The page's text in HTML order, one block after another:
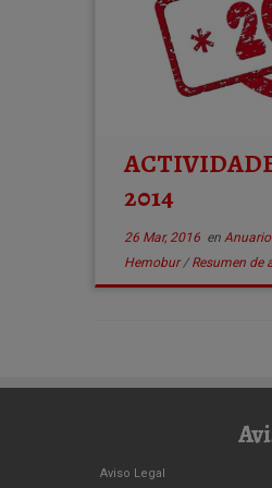
2014
26 Mar, 2016en Anuario
Hemobur/Resumen de
Aviso Legal